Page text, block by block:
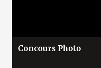
Concours Photo